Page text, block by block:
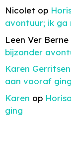
Nicolet op
avontuur; ik ga
Leen Ver Berne
bijzonder
Karen Gerritsen
aan vooraf ging
Karen op
ging